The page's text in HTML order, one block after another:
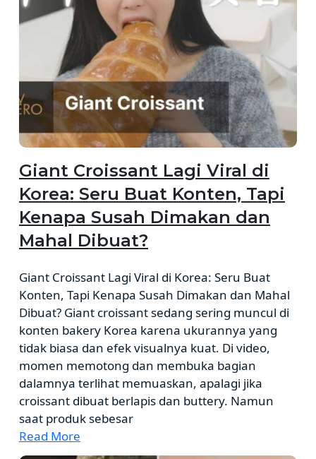
Giant Croissant Lagi Viral di
Korea: Seru Buat Konten, Tapi
Kenapa Susah Dimakan dan
Mahal Dibuat?
Giant Croissant Lagi Viral di Korea: Seru Buat
Konten, Tapi Kenapa Susah Dimakan dan Mahal
Dibuat? Giant croissant sedang sering muncul di
konten bakery Korea karena ukurannya yang
tidak biasa dan efek visualnya kuat. Di video,
momen memotong dan membuka bagian
dalamnya terlihat memuaskan, apalagi jika
croissant dibuat berlapis dan buttery. Namun
saat produk sebesar
Read More